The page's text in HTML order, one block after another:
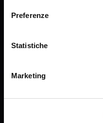
a fine pagina. Per
prendere visione della
Preferenze
Statistiche
Marketing